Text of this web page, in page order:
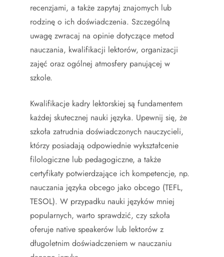
recenzjami, a także zapytaj znajomych lub
rodzinę o ich doświadczenia. Szczególną
uwagę zwracaj na opinie dotyczące metod
nauczania, kwalifikacji lektorów, organizacji
zajęć oraz ogólnej atmosfery panującej w
szkole.
Kwalifikacje kadry lektorskiej są fundamentem
każdej skutecznej nauki języka. Upewnij się, że
szkoła zatrudnia doświadczonych nauczycieli,
którzy posiadają odpowiednie wykształcenie
filologiczne lub pedagogiczne, a także
certyfikaty potwierdzające ich kompetencje, np.
nauczania języka obcego jako obcego (TEFL,
TESOL). W przypadku nauki języków mniej
popularnych, warto sprawdzić, czy szkoła
oferuje native speakerów lub lektorów z
długoletnim doświadczeniem w nauczaniu